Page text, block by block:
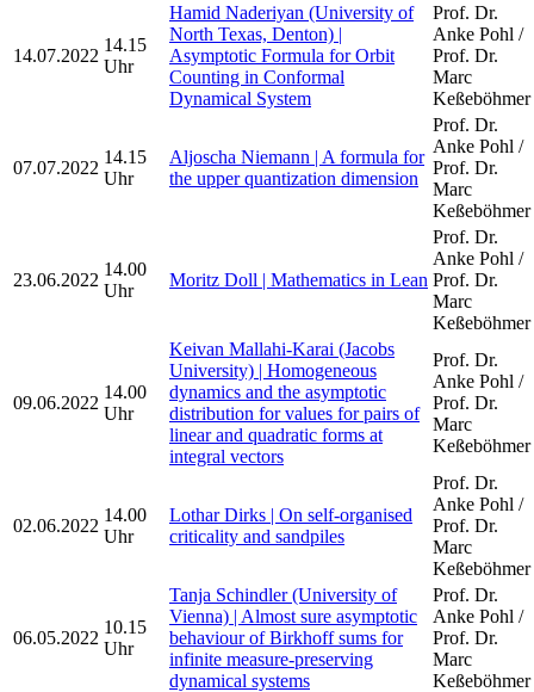
14.07.2022
14.15
Uhr
Hamid Naderiyan (University of
North Texas, Denton) |
Asymptotic Formula for Orbit
Counting in Conformal
Dynamical System
Prof. Dr.
Anke Pohl /
Prof. Dr.
Marc
Keßeböhmer
07.07.2022
14.15
Uhr
Aljoscha Niemann | A formula for
the upper quantization dimension
Prof. Dr.
Anke Pohl /
Prof. Dr.
Marc
Keßeböhmer
23.06.2022
14.00
Uhr
Moritz Doll | Mathematics in Lean
Prof. Dr.
Anke Pohl /
Prof. Dr.
Marc
Keßeböhmer
09.06.2022
14.00
Uhr
Keivan Mallahi-Karai (Jacobs
University) | Homogeneous
dynamics and the asymptotic
distribution for values for pairs of
linear and quadratic forms at
integral vectors
Prof. Dr.
Anke Pohl /
Prof. Dr.
Marc
Keßeböhmer
02.06.2022
14.00
Uhr
Lothar Dirks | On self-organised
criticality and sandpiles
Prof. Dr.
Anke Pohl /
Prof. Dr.
Marc
Keßeböhmer
06.05.2022
10.15
Uhr
Tanja Schindler (University of
Vienna) | Almost sure asymptotic
behaviour of Birkhoff sums for
infinite measure-preserving
dynamical systems
Prof. Dr.
Anke Pohl /
Prof. Dr.
Marc
Keßeböhmer